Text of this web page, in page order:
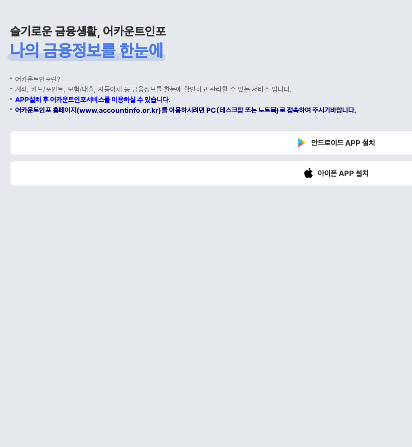
슬기로운 금융생활, 어카운트인포
나의 금융정보를 한눈에
어카운트인포란?
계좌, 카드/포인트, 보험/대출, 자동이체 등 금융정보를 한눈에 확인하고 관리할 수 있는 서비스 입니다.
APP설치 후 어카운트인포서비스를 이용하실 수 있습니다.
어카운트인포 홈페이지(www.accountinfo.or.kr)를 이용하시려면 PC(데스크탑 또는 노트북)로 접속하여 주시기바랍니다.
안드로이드 APP 설치
아이폰 APP 설치